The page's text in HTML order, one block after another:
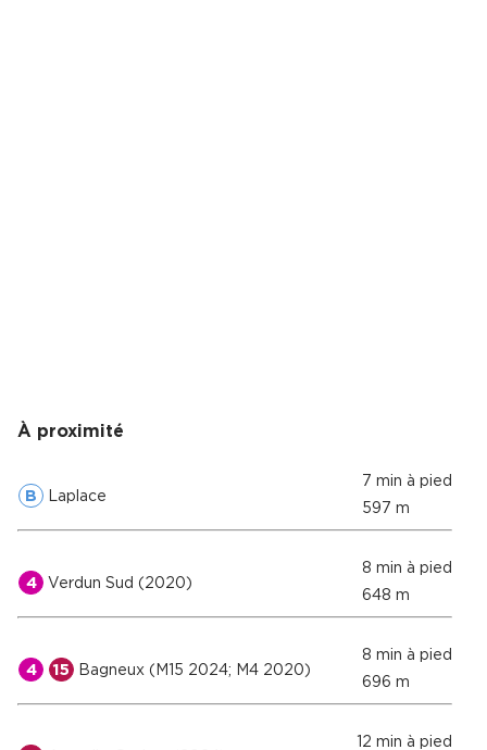
À proximité
B Laplace
7 min à pied
597 m
4 Verdun Sud (2020)
8 min à pied
648 m
4 15 Bagneux (M15 2024; M4 2020)
8 min à pied
696 m
12 min à pied